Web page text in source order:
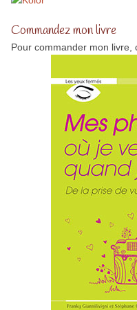
Commandez mon livre
Pour commander mon livre,